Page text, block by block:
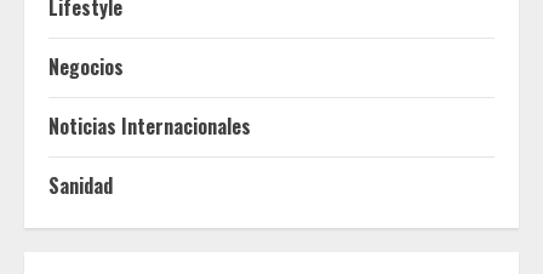
Lifestyle
Negocios
Noticias Internacionales
Sanidad